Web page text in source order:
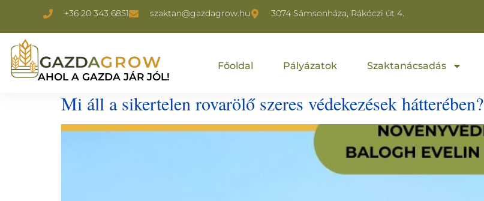
+36 20 343 6851 szaktan@gazdagrow.hu 3074 Sámsonháza, Rákóczi út 4.
Főoldal Pályázatok Szaktanácsadás
AHOL A GAZDA JÁR JÓL!
Mi áll a sikertelen rovarölő szeres védekezések hátterében?